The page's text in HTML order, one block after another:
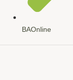
BAOnline